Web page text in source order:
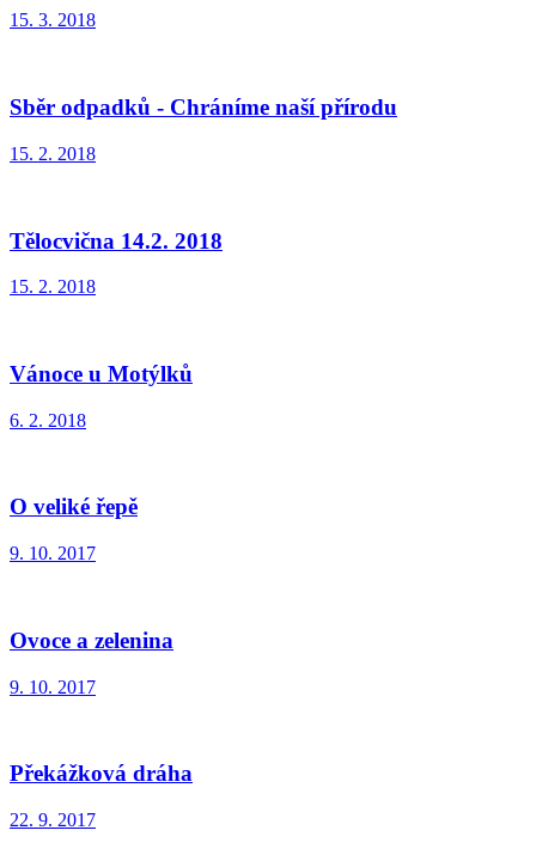
15. 3. 2018
Sběr odpadků - Chráníme naší přírodu
15. 2. 2018
Tělocvična 14.2. 2018
15. 2. 2018
Vánoce u Motýlků
6. 2. 2018
O veliké řepě
9. 10. 2017
Ovoce a zelenina
9. 10. 2017
Překážková dráha
22. 9. 2017